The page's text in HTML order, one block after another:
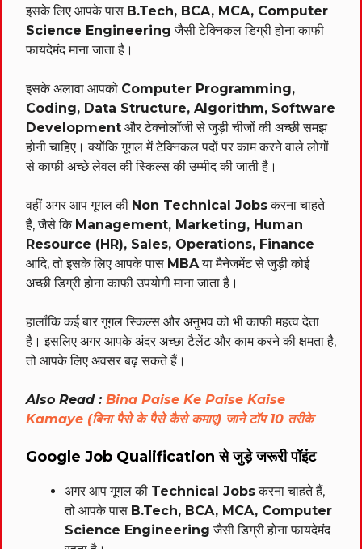
इसके लिए आपके पास B.Tech, BCA, MCA, Computer
Science Engineering जैसी टेक्निकल डिग्री होना काफी
फायदेमंद माना जाता है।
इसके अलावा आपको Computer Programming,
Coding, Data Structure, Algorithm, Software
Development और टेक्नोलॉजी से जुड़ी चीजों की अच्छी समझ
होनी चाहिए। क्योंकि गूगल में टेक्निकल पदों पर काम करने वाले लोगों
से काफी अच्छे लेवल की स्किल्स की उम्मीद की जाती है।
वहीं अगर आप गूगल की Non Technical Jobsकरना चाहते
हैं, जैसे कि Management, Marketing, Human
Resource (HR), Sales, Operations, Finance
आदि, तो इसके लिए आपके पास MBAया मैनेजमेंट से जुड़ी कोई
अच्छी डिग्री होना काफी उपयोगी माना जाता है।
हालाँकि कई बार गूगल स्किल्स और अनुभव को भी काफी महत्व देता
है। इसलिए अगर आपके अंदर अच्छा टैलेंट और काम करने की क्षमता है,
तो आपके लिए अवसर बढ़ सकते हैं।
Also Read : Bina Paise Ke Paise Kaise
Kamaye (बिना पैसे के पैसे कैसे कमाए) जाने टॉप 10 तरीके
Google Job Qualification से जुड़े जरूरी पॉइंट
अगर आप गूगल की Technical Jobsकरना चाहते हैं,
तो आपके पास B.Tech, BCA, MCA, Computer
Science Engineering जैसी डिग्री होना फायदेमंद